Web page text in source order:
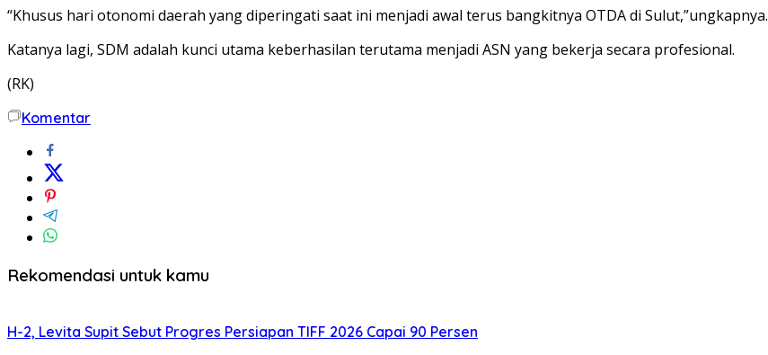
“Khusus hari otonomi daerah yang diperingati saat ini menjadi awal terus bangkitnya OTDA di Sulut,”ungkapnya.
Katanya lagi, SDM adalah kunci utama keberhasilan terutama menjadi ASN yang bekerja secara profesional.
(RK)
Komentar
Rekomendasi untuk kamu
H-2, Levita Supit Sebut Progres Persiapan TIFF 2026 Capai 90 Persen